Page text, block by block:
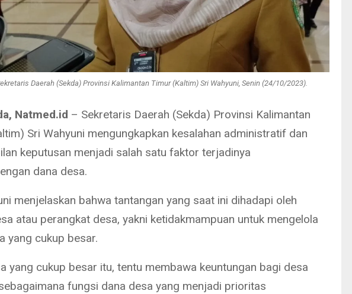
Daerah (Sekda) Provinsi Kalimantan Timur (Kaltim) Sri Wahyuni, Senin (24/10/2023).
Natmed.id – Sekretaris Daerah (Sekda) Provinsi Kalimantan
Sri Wahyuni mengungkapkan kesalahan administratif dan
keputusan menjadi salah satu faktor terjadinya
dana desa.
menjelaskan bahwa tantangan yang saat ini dihadapi oleh
atau perangkat desa, yakni ketidakmampuan untuk mengelola
yang cukup besar.
yang cukup besar itu, tentu membawa keuntungan bagi desa
fungsi dana desa yang menjadi prioritas